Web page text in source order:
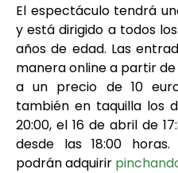
El espectáculo tendrá
y está dirigido a todos
años de edad. Las
manera online a partir
a un precio de 10
también en taquilla los
20:00, el 16 de abril de
desde las 18:00
podrán adquirir